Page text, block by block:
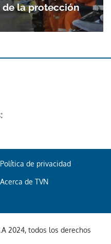
la protección
Política de privacidad
Acerca de TVN
2024, todos los derechos